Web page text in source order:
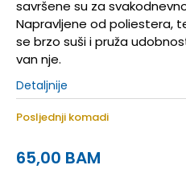
savršene su za
Napravljene od poliestera,
se brzo suši i pruža
van nje.
Detaljnije
Posljednji komadi
65,00 BAM